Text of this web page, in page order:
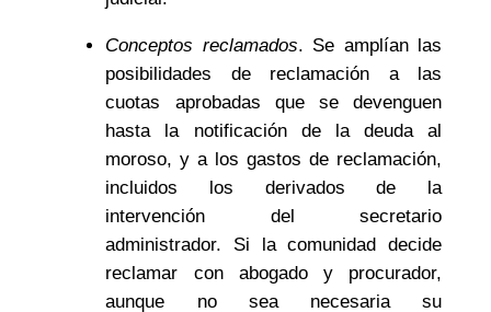
Conceptos reclamados. Se amplían las
posibilidades de reclamación a las
cuotas aprobadas que se devenguen
hasta la notificación de la deuda al
moroso, y a los gastos de reclamación,
incluidos los derivados de la
intervención del secretario
administrador. Si la comunidad decide
reclamar con abogado y procurador,
aunque no sea necesaria su